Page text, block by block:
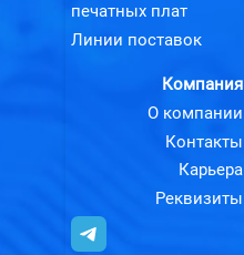
печатных плат
Линии поставок
Компания
О компании
Контакты
Карьера
Реквизиты